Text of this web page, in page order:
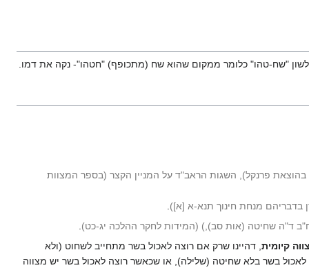
"שח-טהו" כלומר ממקום שהוא שח (מתכופף) "חטהו"- נקה את דמו.
פרנקל), השגות הראב"ד על המניין הקצר (בספר המצוות
בדבריהם מנחת חינוך תנא-א [א])
.
ד"ה שחיטה (אות סב),) (המידות לחקר ההלכה יג-כט)
.
קיומית, דהיינו שרק אם רוצה לאכול בשר מתחייב לשחוט (ולא
בשר בלא שחיטה (שלילה), או שכאשר רוצה לאכול בשר יש מצווה